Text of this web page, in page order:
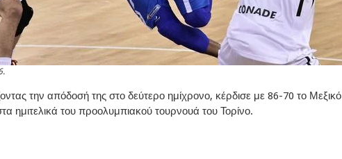
την απόδοσή της στο δεύτερο ημίχρονο, κέρδισε με 86-70 το Μεξικό
ημιτελικά του προολυμπιακού τουρνουά του Τορίνο.